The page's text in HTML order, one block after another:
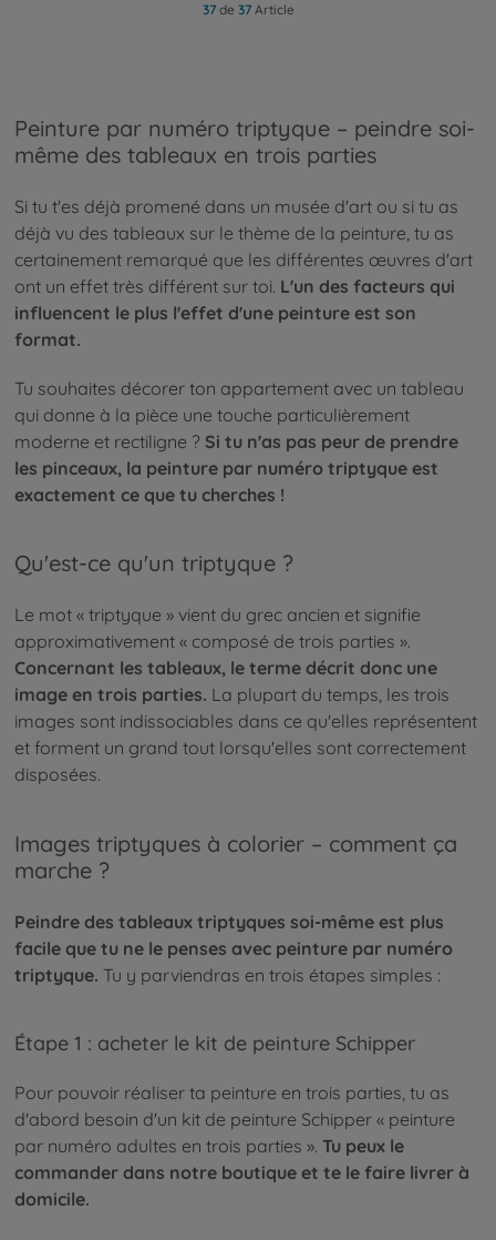
37de 37Article
Peinture par numéro triptyque – peindre soi-
même des tableaux en trois parties
Si tu t'es déjà promené dans un musée d'art ou si tu as
déjà vu des tableaux sur le thème de la peinture, tu as
certainement remarqué que les différentes œuvres d'art
ont un effet très différent sur toi. L'un des facteurs qui
influencent le plus l'effet d'une peinture est son
format.
Tu souhaites décorer ton appartement avec un tableau
qui donne à la pièce une touche particulièrement
moderne et rectiligne ? Si tu n'as pas peur de prendre
les pinceaux, la peinture par numéro triptyque est
exactement ce que tu cherches !
Qu'est-ce qu'un triptyque ?
Le mot « triptyque » vient du grec ancien et signifie
approximativement « composé de trois parties ».
Concernant les tableaux, le terme décrit donc une
image en trois parties. La plupart du temps, les trois
images sont indissociables dans ce qu'elles représentent
et forment un grand tout lorsqu'elles sont correctement
disposées.
Images triptyques à colorier – comment ça
marche ?
Peindre des tableaux triptyques soi-même est plus
facile que tu ne le penses avec peinture par numéro
triptyque. Tu y parviendras en trois étapes simples :
Étape 1 : acheter le kit de peinture Schipper
Pour pouvoir réaliser ta peinture en trois parties, tu as
d'abord besoin d'un kit de peinture Schipper « peinture
par numéro adultes en trois parties ». Tu peux le
commander dans notre boutique et te le faire livrer à
domicile.